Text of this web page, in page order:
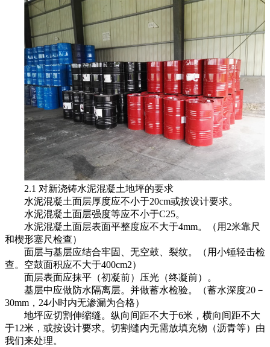
2.1 对新浇铸水泥混凝土地坪的要求
水泥混凝土面层厚度应不小于20cm或按设计要求。
水泥混凝土面层强度等应不小于C25。
水泥混凝土面层表面平整度应不大于4mm。（用2米靠尺
和楔形塞尺检查）
面层与基层应结合牢固、无空鼓、裂纹。（用小锤轻击检
查。空鼓面积应不大于400cm2）
面层表面应抹平（初凝前）压光（终凝前）。
基层中应做防水隔离层。并做蓄水检验。（蓄水深度20－
30mm，24小时内无渗漏为合格）
地坪应切割伸缩缝。纵向间距不大于6米，横向间距不大
于12米，或按设计要求。切割缝内无需放填充物（沥青等）由
我们来处理。